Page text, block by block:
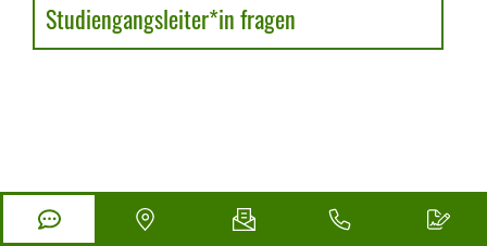
Studiengangsleiter*in fragen